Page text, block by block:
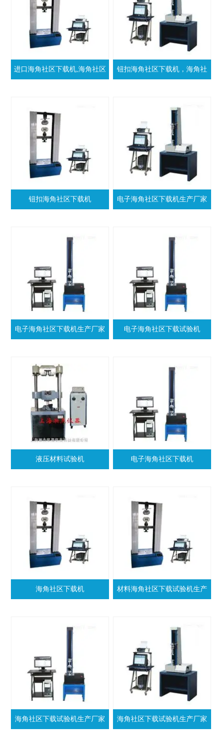
进口海角社区下载机,海角社区 钮扣海角社区下载机，海角社
钮扣海角社区下载机 电子海角社区下载机生产厂家
电子海角社区下载机生产厂家 电子海角社区下载试验机
液压材料试验机 电子海角社区下载机
海角社区下载机 材料海角社区下载试验机生产
海角社区下载试验机生产厂家 海角社区下载试验机生产厂家